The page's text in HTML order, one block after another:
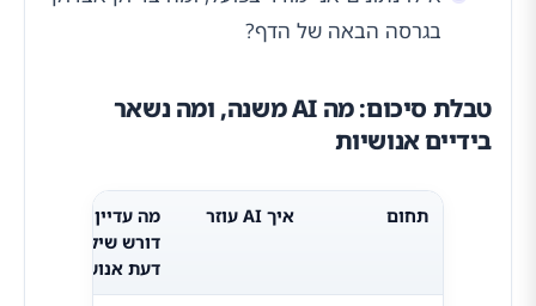
בגרסה הבאה של הדף?
טבלת סיכום: מה AI משנה, ומה נשאר
בידיים אנושיות
תחום איך AI עוזר
מה עדיין
דורש שיקול
דעת אנושי